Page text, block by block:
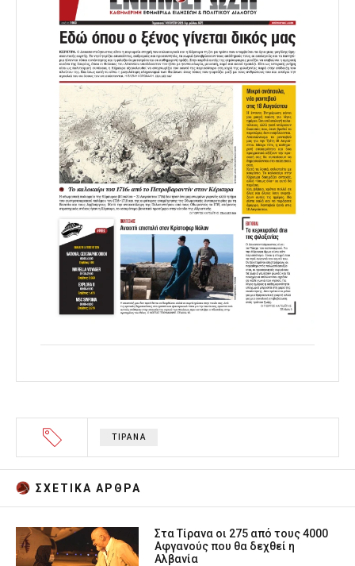
ΤΙΡΑΝΑ
ΣΧΕΤΙΚA AΡΘΡΑ
Στα Τίρανα οι 275 από τους 4000
Αφγανούς που θα δεχθεί η
Αλβανία